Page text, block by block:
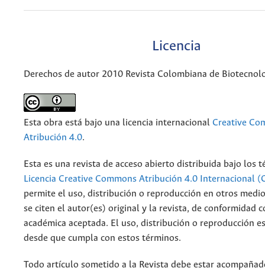
Licencia
Derechos de autor 2010 Revista Colombiana de
Esta obra está bajo una licencia internacional Creative
Atribución 4.0.
Esta es una revista de acceso abierto distribuida bajo los
Licencia Creative Commons Atribución 4.0 Internacional
permite el uso, distribución o reproducción en otros
se citen el autor(es) original y la revista, de conformidad
académica aceptada. El uso, distribución o reproducción
desde que cumpla con estos términos.
Todo artículo sometido a la Revista debe estar